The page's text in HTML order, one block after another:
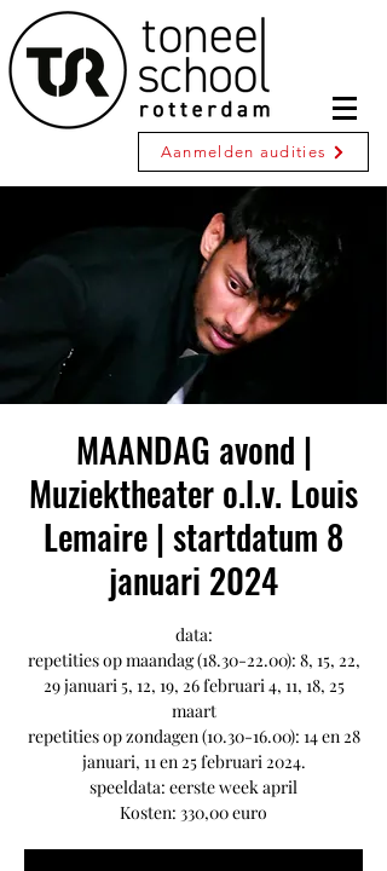
Aanmelden audities
MAANDAG avond |
Muziektheater o.l.v. Louis
Lemaire | startdatum 8
januari 2024
data:
repetities op maandag (18.30-22.00): 8, 15, 22,
29 januari 5, 12, 19, 26 februari 4, 11, 18, 25
maart
repetities op zondagen (10.30-16.00): 14 en 28
januari, 11 en 25 februari 2024.
speeldata: eerste week april
Kosten: 330,00 euro